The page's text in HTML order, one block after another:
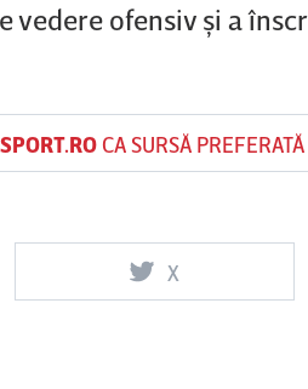
ofensiv şi a
CA SURSĂ
X